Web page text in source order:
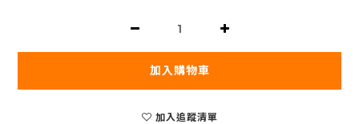
加入購物車
加入追蹤清單